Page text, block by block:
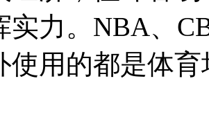
实力。NBA、
使用的都是体